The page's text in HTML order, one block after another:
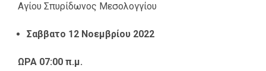
Αγίου Σπυρίδωνος Μεσολογγίου
Σαββατο 12 Νοεμβρίου 2022
ΩΡΑ 07:00 π.μ.